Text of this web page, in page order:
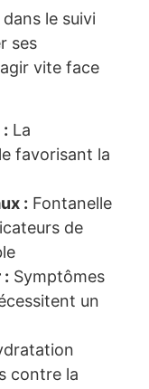
le suivi
ses
vite face
La
favorisant la
: Fontanelle
de
: Symptômes
un
contre la